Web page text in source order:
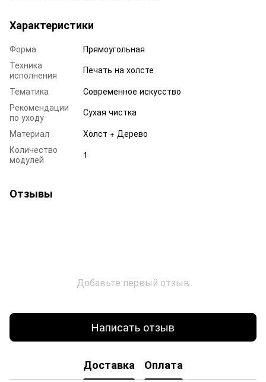
Характеристики
Форма
Прямоугольная
Техника
исполнения
Печать на холсте
Тематика
Современное искусство
Рекомендации
по уходу
Сухая чистка
Материал
Холст + Дерево
Количество
модулей
1
Отзывы
Добавьте первый отзыв
Написать отзыв
Доставка Оплата